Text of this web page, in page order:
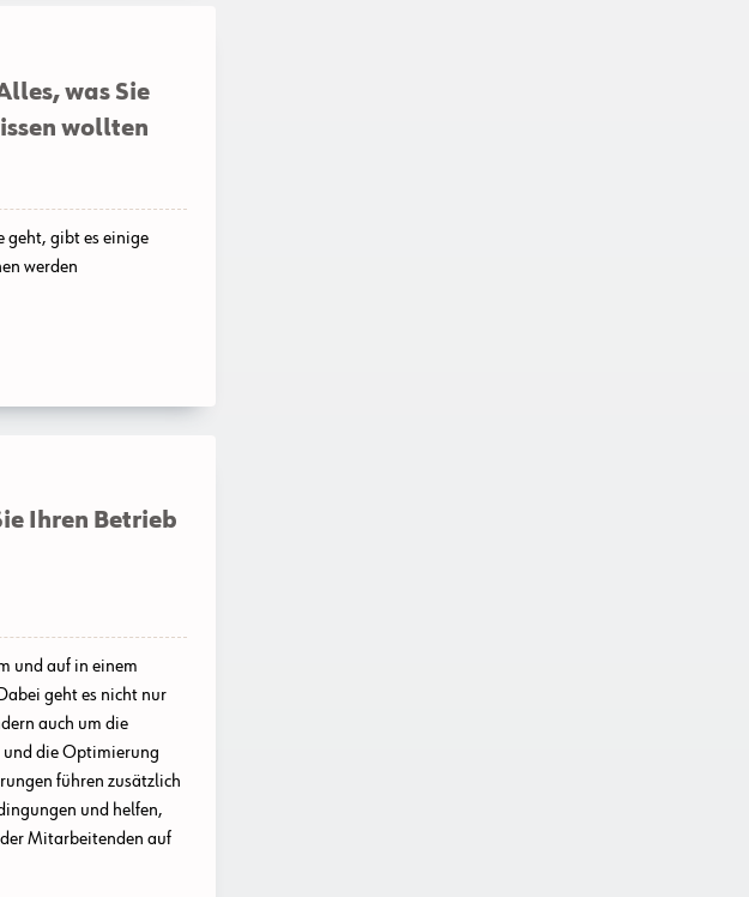
was Sie
wollten
geht, gibt es einige
werden
Ihren Betrieb
und auf in einem
geht es nicht nur
auch um die
und die Optimierung
führen zusätzlich
und helfen,
Mitarbeitenden auf